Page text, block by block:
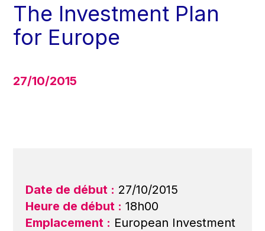
The Investment Plan
for Europe
27/10/2015
Date de début : 27/10/2015
Heure de début : 18h00
Emplacement : European Investment